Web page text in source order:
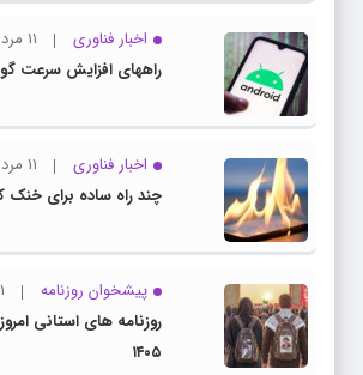
اخبار فناوری
۱۱ مرداد ۱۴۰۵
راههای افزایش سرعت
اخبار فناوری
۱۱ مرداد ۱۴۰۵
چند راه‌ ساده برای
پیشخوان روزنامه
۱۱
۱۴۰۵